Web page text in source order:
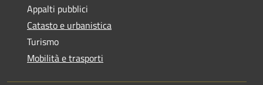
Appalti pubblici
Catasto e urbanistica
Turismo
Mobilità e trasporti